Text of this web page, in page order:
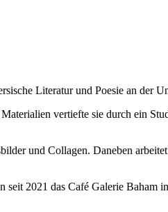
Literatur und Poesie an der
vertiefte sie durch ein
und Collagen. Daneben
2021 das Café Galerie Baham